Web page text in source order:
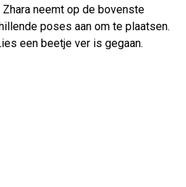
neemt op de bovenste
poses aan om te plaatsen.
een beetje ver is gegaan.